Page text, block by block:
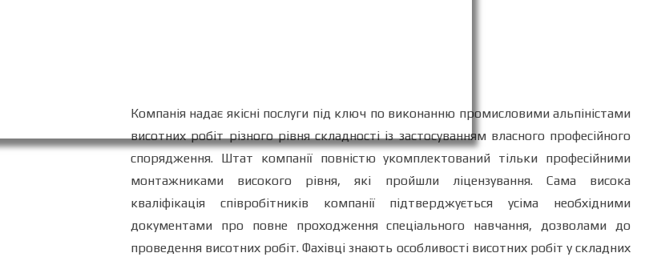
Компанія надає якісні послуги під ключ по виконанню промисловими альпіністами
висотних робіт різного рівня складності із застосуванням власного професійного
спорядження. Штат компанії повністю укомплектований тільки професійними
монтажниками високого рівня, які пройшли ліцензування. Сама висока
кваліфікація співробітників компанії підтверджується усіма необхідними
документами про повне проходження спеціального навчання, дозволами до
проведення висотних робіт. Фахівці знають особливості висотних робіт у складних